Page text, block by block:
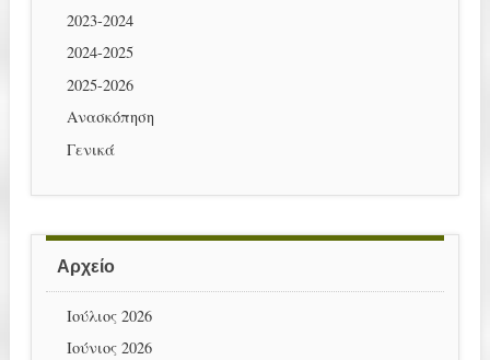
2023-2024
2024-2025
2025-2026
Ανασκόπηση
Γενικά
Αρχείο
Ιούλιος 2026
Ιούνιος 2026